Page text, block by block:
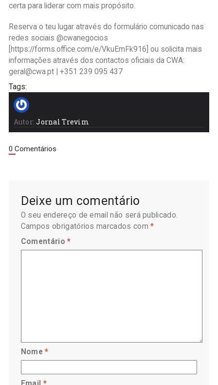
certa para liderar com mais propósito.
Reserva o teu lugar através do formulário comunicado nas
redes sociais @cwanegocios
[https://forms.office.com/e/VkuEmFk916] ou solicita mais
informações através dos contactos oficiais da CWA:
geral@cwa.pt | +351 239 095 437
Tags:
Autor: Jornal Trevim
0 Comentários
Deixe um comentário
O seu endereço de email não será publicado.
Campos obrigatórios marcados com*
Comentário*
Nome*